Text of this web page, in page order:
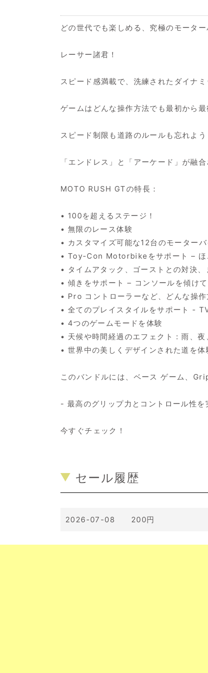
どの世代でも楽しめる、究極のモーター
レーサー諸君！
スピード感満載で、洗練されたダイナ
ゲームはどんな操作方法でも最初か
スピード制限も道路のルールも忘れよう
「エンドレス」と「アーケード」が融
MOTO RUSH GTの特長：
• 100を超えるステージ！
• 無限のレース体験
• カスタマイズ可能な12台のモーターバ
• Toy-Con Motorbikeをサポート – ほ
• タイムアタック、ゴーストとの対決
• 傾きをサポート – コンソールを傾けて
• Pro コントローラーなど、どんな操作
• 全てのプレイスタイルをサポート -
• 4つのゲームモードを体験
• 天候や時間経過のエフェクト：雨、夜
• 世界中の美しくデザインされた道を体
このバンドルには、ベース ゲーム、
- 最高のグリップ力とコントロール性
今すぐチェック！
セール履歴
2026-07-08 200円